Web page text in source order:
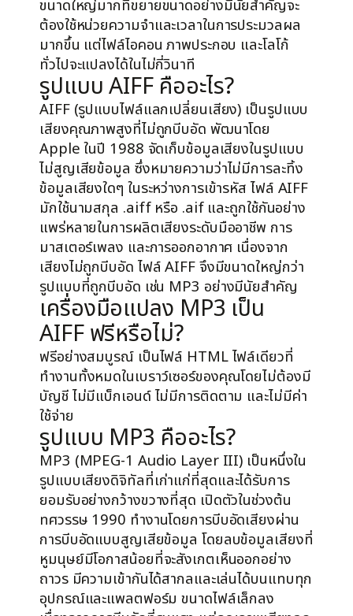
ขนาดใหญ่มากที่ขยายขนาดอย่างมีนัยสำคัญจะ
ต้องใช้หน่วยความจำและเวลาในการประมวลผล
มากขึ้น แต่ไฟล์ไอคอน ภาพประกอบ และโลโก้
ทั่วไปจะแปลงได้ในไม่กี่วินาที
รูปแบบ AIFF คืออะไร?
AIFF (รูปแบบไฟล์แลกเปลี่ยนเสียง) เป็นรูปแบบ
เสียงคุณภาพสูงที่ไม่ถูกบีบอัด พัฒนาโดย
Apple ในปี 1988 จัดเก็บข้อมูลเสียงในรูปแบบ
ไม่สูญเสียข้อมูล ซึ่งหมายความว่าไม่มีการละทิ้ง
ข้อมูลเสียงใดๆ ในระหว่างการเข้ารหัส ไฟล์ AIFF
มักใช้นามสกุล .aiff หรือ .aif และถูกใช้กันอย่าง
แพร่หลายในการผลิตเสียงระดับมืออาชีพ การ
มาสเตอร์เพลง และการออกอากาศ เนื่องจาก
เสียงไม่ถูกบีบอัด ไฟล์ AIFF จึงมีขนาดใหญ่กว่า
รูปแบบที่ถูกบีบอัด เช่น MP3 อย่างมีนัยสำคัญ
เครื่องมือแปลง MP3 เป็น
AIFF ฟรีหรือไม่?
ฟรีอย่างสมบูรณ์ เป็นไฟล์ HTML ไฟล์เดียวที่
ทำงานทั้งหมดในเบราว์เซอร์ของคุณโดยไม่ต้องมี
บัญชี ไม่มีแบ็กเอนด์ ไม่มีการติดตาม และไม่มีค่า
ใช้จ่าย
รูปแบบ MP3 คืออะไร?
MP3 (MPEG-1 Audio Layer III) เป็นหนึ่งใน
รูปแบบเสียงดิจิทัลที่เก่าแก่ที่สุดและได้รับการ
ยอมรับอย่างกว้างขวางที่สุด เปิดตัวในช่วงต้น
ทศวรรษ 1990 ทำงานโดยการบีบอัดเสียงผ่าน
การบีบอัดแบบสูญเสียข้อมูล โดยลบข้อมูลเสียงที่
หูมนุษย์มีโอกาสน้อยที่จะสังเกตเห็นออกอย่าง
ถาวร มีความเข้ากันได้สากลและเล่นได้บนแทบทุก
อุปกรณ์และแพลตฟอร์ม ขนาดไฟล์เล็กลง